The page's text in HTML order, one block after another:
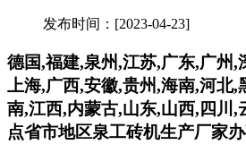
发布时间：[2023-04-23]
德国,福建,泉州,江苏,广东,广州,
上海,广西,安徽,贵州,海南,河北,
南,江西,内蒙古,山东,山西,四川,
点省市地区泉工砖机生产厂家